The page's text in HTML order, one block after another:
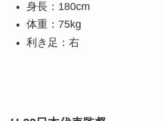
身長：180cm
体重：75kg
利き足：右